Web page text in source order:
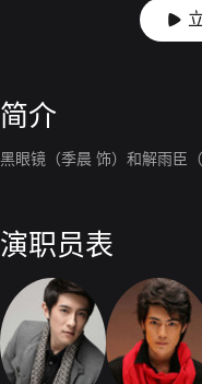
上映：
简介
黑眼镜（季晨 饰）和解雨臣
演职员表